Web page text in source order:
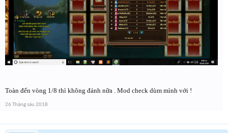
Toàn đến vòng 1/8 thì không đánh nữa . Mod check dùm mình với !
26 Tháng sáu 2018